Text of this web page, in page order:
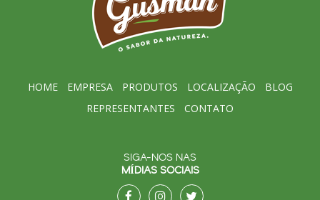
HOME EMPRESA PRODUTOS LOCALIZAÇÃO
BLOG
REPRESENTANTES
CONTATO
SIGA-NOS NAS
MÍDIAS SOCIAIS